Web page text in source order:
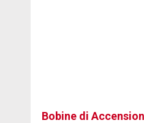
Bobine di